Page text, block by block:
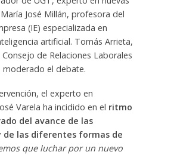
José Millán, profesora del
(IE) especializada en
artificial. Tomás Arrieta,
de Relaciones Laborales
moderado el debate.
el experto en
Varela ha incidido en el ritmo
del avance de las
de las diferentes formas de
que luchar por un nuevo